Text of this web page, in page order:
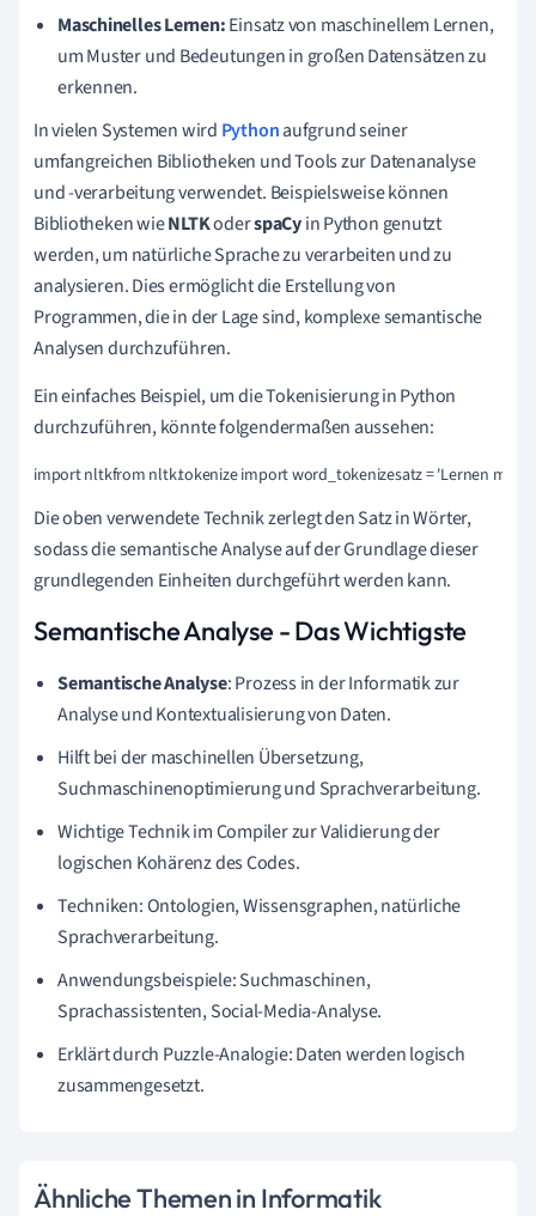
Maschinelles Lernen:Einsatz von maschinellem Lernen,
um Muster und Bedeutungen in großen Datensätzen zu
erkennen.
In vielen Systemen wird Pythonaufgrund seiner
umfangreichen Bibliotheken und Tools zur Datenanalyse
und -verarbeitung verwendet. Beispielsweise können
Bibliotheken wieNLTKoderspaCyin Python genutzt
werden, um natürliche Sprache zu verarbeiten und zu
analysieren. Dies ermöglicht die Erstellung von
Programmen, die in der Lage sind, komplexe semantische
Analysen durchzuführen.
Ein einfaches Beispiel, um die Tokenisierung in Python
durchzuführen, könnte folgendermaßen aussehen:
import nltkfrom nltk.tokenize import word_tokenizesatz = 'Lernen
Die oben verwendete Technik zerlegt den Satz in Wörter,
sodass die semantische Analyse auf der Grundlage dieser
grundlegenden Einheiten durchgeführt werden kann.
Semantische Analyse - Das Wichtigste
Semantische Analyse: Prozess in der Informatik zur
Analyse und Kontextualisierung von Daten.
Hilft bei der maschinellen Übersetzung,
Suchmaschinenoptimierung und Sprachverarbeitung.
Wichtige Technik im Compiler zur Validierung der
logischen Kohärenz des Codes.
Techniken: Ontologien, Wissensgraphen, natürliche
Sprachverarbeitung.
Anwendungsbeispiele: Suchmaschinen,
Sprachassistenten, Social-Media-Analyse.
Erklärt durch Puzzle-Analogie: Daten werden logisch
zusammengesetzt.
Ähnliche Themen in Informatik